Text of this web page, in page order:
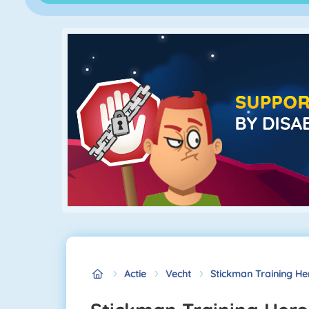
Actie Vecht Stickman Training